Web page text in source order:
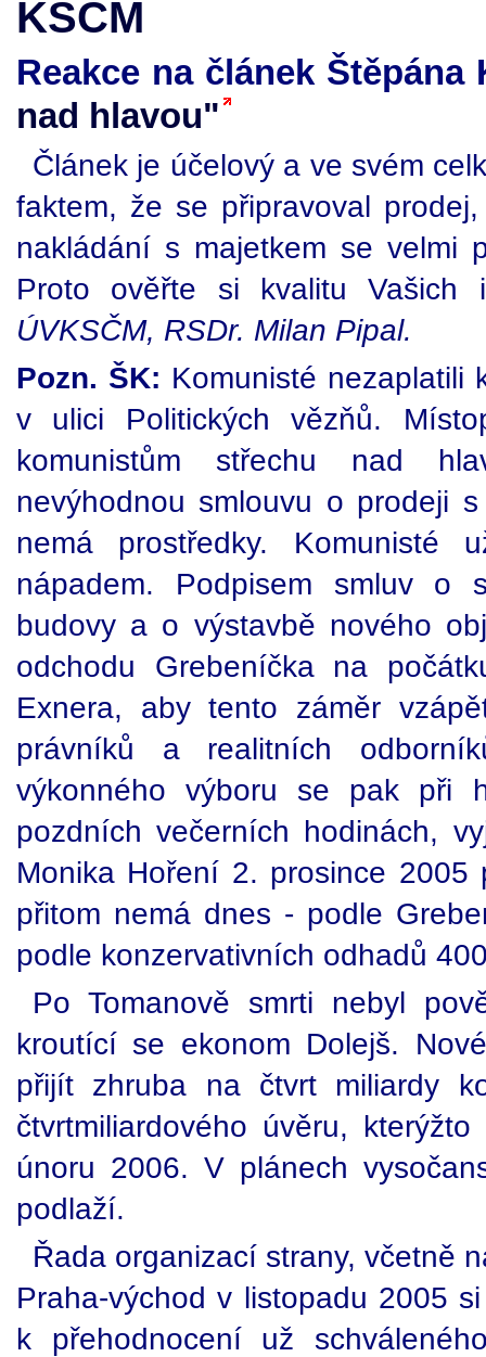
KSČM
Reakce na článek
nad hlavou"
Článek je účelový a ve svém
faktem, že se připravoval
nakládání s majetkem se velmi
Proto ověřte si kvalitu Vašich
ÚVKSČM, RSDr. Milan Pipal.
Pozn. ŠK: Komunisté nezaplatili
v ulici Politických vězňů.
komunistům střechu nad
nevýhodnou smlouvu o prodeji
nemá prostředky. Komunisté
nápadem. Podpisem smluv o
budovy a o výstavbě nového
odchodu Grebeníčka na
Exnera, aby tento záměr
právníků a realitních
výkonného výboru se pak při
pozdních večerních hodinách,
Monika Hoření 2. prosince
přitom nemá dnes - podle
podle konzervativních odhadů
Po Tomanově smrti nebyl
kroutící se ekonom Dolejš.
přijít zhruba na čtvrt miliardy
čtvrtmiliardového úvěru,
únoru 2006. V plánech
podlaží.
Řada organizací strany, včetně
Praha-východ v listopadu 2005
k přehodnocení už